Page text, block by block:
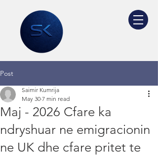
Post
Maj - 2026 Cfare ka
ndryshuar ne emigracionin
ne UK dhe cfare pritet te
Saimir Kumrija
May 30 7 min read